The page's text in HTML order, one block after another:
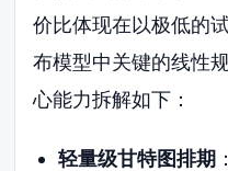
价比体现在以极低的
布模型中关键的线性
心能力拆解如下：
轻量级甘特图排期